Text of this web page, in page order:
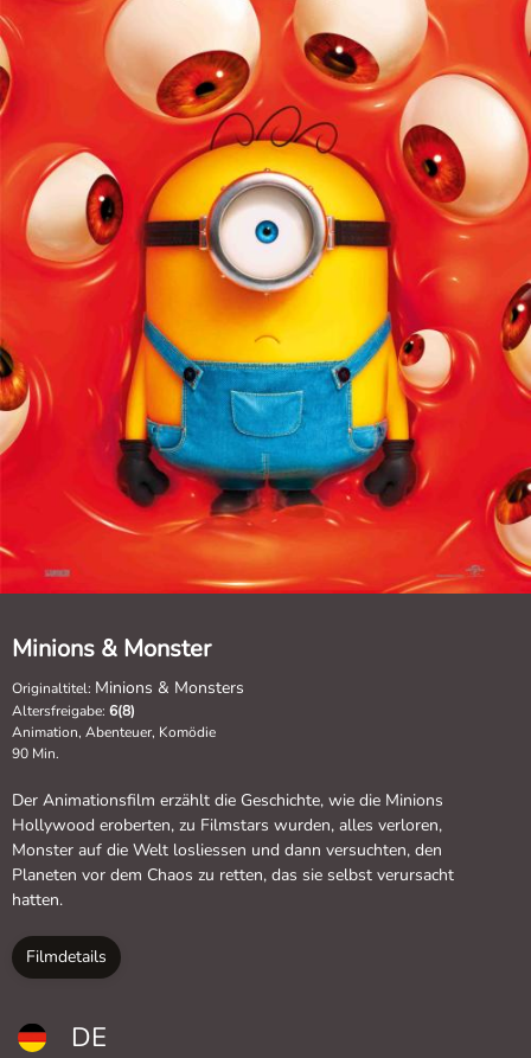
Minions & Monster
Originaltitel: Minions & Monsters
Altersfreigabe: 6(8)
Animation, Abenteuer, Komödie
90 Min.
Der Animationsfilm erzählt die Geschichte, wie die Minions
Hollywood eroberten, zu Filmstars wurden, alles verloren,
Monster auf die Welt losliessen und dann versuchten, den
Planeten vor dem Chaos zu retten, das sie selbst verursacht
hatten.
Filmdetails
DE